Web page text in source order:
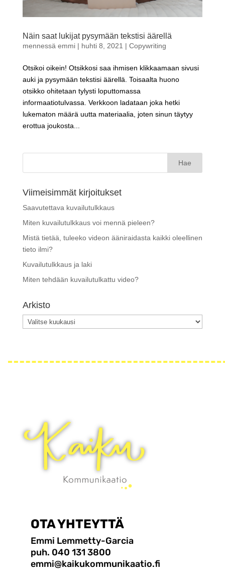
Näin saat lukijat pysymään tekstisi äärellä
mennessä emmi| huhti 8, 2021 | Copywriting
Otsikoi oikein! Otsikkosi saa ihmisen klikkaamaan sivusi
auki ja pysymään tekstisi äärellä. Toisaalta huono
otsikko ohitetaan tylysti loputtomassa
informaatiotulvassa. Verkkoon ladataan joka hetki
lukematon määrä uutta materiaalia, joten sinun täytyy
erottua joukosta...
Haku:
Viimeisimmät kirjoitukset
Saavutettava kuvailutulkkaus
Miten kuvailutulkkaus voi mennä pieleen?
Mistä tietää, tuleeko videon ääniraidasta kaikki oleellinen
tieto ilmi?
Kuvailutulkkaus ja laki
Miten tehdään kuvailutulkattu video?
Arkisto
Arkisto
OTA YHTEYTTÄ
Emmi Lemmetty-Garcia
puh. 040 131 3800
emmi@kaikukommunikaatio.fi